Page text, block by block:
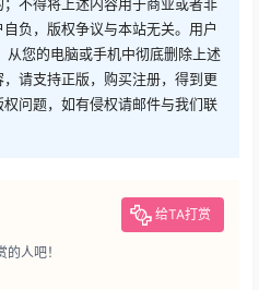
不得将上述内容用于商业或者非
负，版权争议与本站无关。用户
您的电脑或手机中彻底删除上述
请支持正版，购买注册，得到更
问题，如有侵权请邮件与我们联
给TA打赏
人吧！